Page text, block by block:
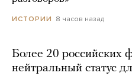
ИСТОРИИ 8 часов назад
Более 20 российских
нейтральный статус